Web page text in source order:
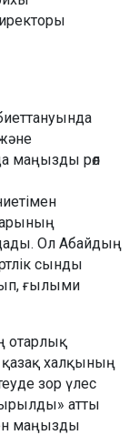
маңызды рөл
Ол Абайдың
сынды
ғылыми
отарлық
халқының
зор үлес
атты
маңызды